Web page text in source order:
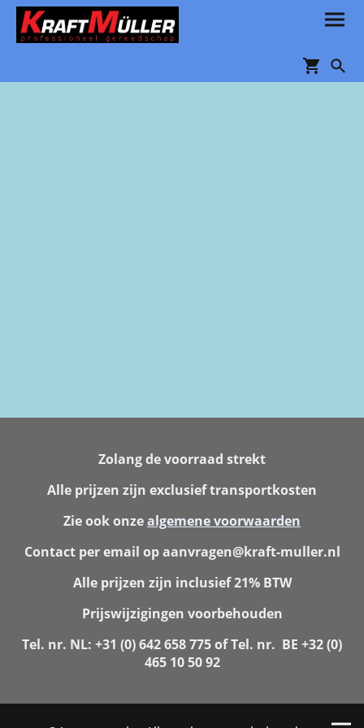
Zolang de voorraad strekt
Alle prijzen zijn exclusief transportkosten
Zie ook onzealgemene voorwaarden
Contact per email op aanvragen@kraft-muller.nl
Alle prijzen zijn inclusief 21% BTW
Prijswijzigingen voorbehouden
Tel. nr. NL: +31 (0) 642 658 775 of Tel. nr. BE +32 (0)
465 10 50 92